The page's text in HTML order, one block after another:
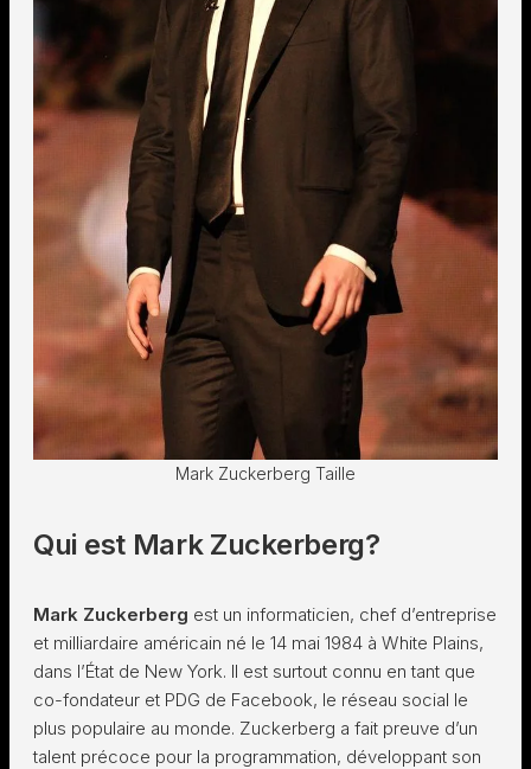
Mark Zuckerberg Taille
Qui est Mark Zuckerberg?
Mark Zuckerberg est un informaticien, chef d’entreprise
et milliardaire américain né le 14 mai 1984 à White Plains,
dans l’État de New York. Il est surtout connu en tant que
co-fondateur et PDG de Facebook, le réseau social le
plus populaire au monde. Zuckerberg a fait preuve d’un
talent précoce pour la programmation, développant son